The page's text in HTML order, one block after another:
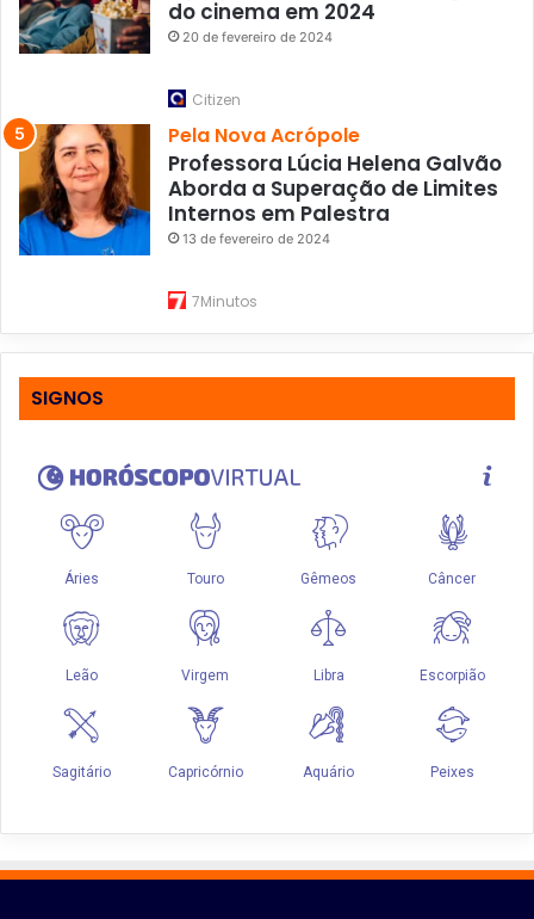
do cinema em 2024
20 de fevereiro de 2024
Citizen
Pela Nova Acrópole
Professora Lúcia Helena Galvão
Aborda a Superação de Limites
Internos em Palestra
13 de fevereiro de 2024
7Minutos
SIGNOS